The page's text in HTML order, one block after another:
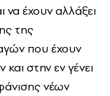
να έχουν αλλάξει
της
που έχουν
στην εν γένει
νέων